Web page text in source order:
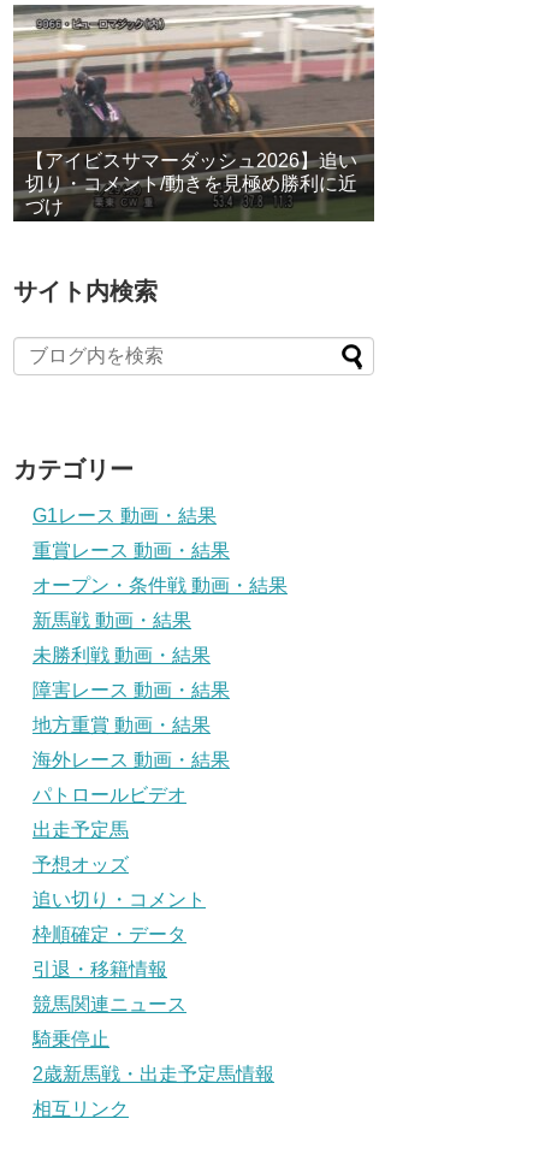
【アイビスサマーダッシュ2026】追い
切り・コメント/動きを見極め勝利に近
づけ
サイト内検索
カテゴリー
G1レース 動画・結果
重賞レース 動画・結果
オープン・条件戦 動画・結果
新馬戦 動画・結果
未勝利戦 動画・結果
障害レース 動画・結果
地方重賞 動画・結果
海外レース 動画・結果
パトロールビデオ
出走予定馬
予想オッズ
追い切り・コメント
枠順確定・データ
引退・移籍情報
競馬関連ニュース
騎乗停止
2歳新馬戦・出走予定馬情報
相互リンク